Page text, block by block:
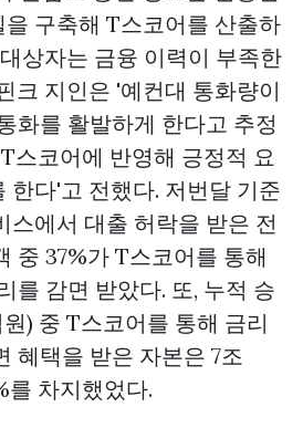
구축해 T스코어를 산출하
상자는 금융 이력이 부족한
크 지인은 '예컨대 통화량이
화를 활발하게 한다고 추정
스코어에 반영해 긍정적 요
한다'고 전했다. 저번달 기준
스에서 대출 허락을 받은 전
중 37%가 T스코어를 통해
를 감면 받았다. 또, 누적 승
원) 중 T스코어를 통해 금리
혜택을 받은 자본은 7조
를 차지했었다.